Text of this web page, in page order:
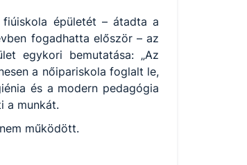
épületét – átadta a
fogadhatta először – az
egykori bemutatása: „Az
a nőipariskola foglalt le,
és a modern pedagógia
a munkát.
működött.